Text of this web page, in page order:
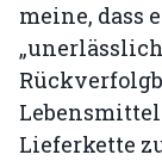
meine, dass
Lieferkette